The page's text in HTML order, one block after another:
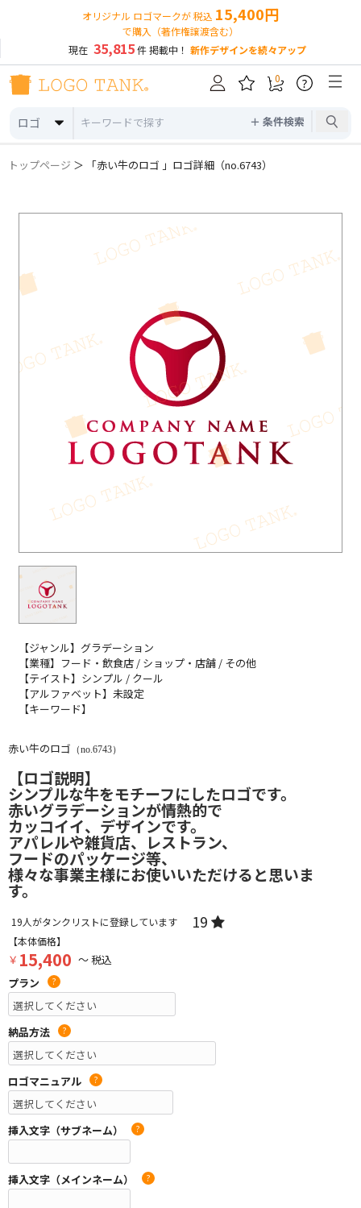
オリジナル ロゴマークが 税込 15,400円
で購入（著作権譲渡含む）
現在 35,815件 掲載中！ 新作デザインを続々アップ
ロゴ ＋ 条件検索
0 ?
トップページ ＞ 「赤い牛のロゴ 」ロゴ詳細（no.6743）
【ジャンル】グラデーション
【業種】フード・飲食店 / ショップ・店舗 / その他
【テイスト】シンプル / クール
【アルファベット】未設定
【キーワード】
赤い牛のロゴ （no.6743）
【ロゴ説明】
シンプルな牛をモチーフにしたロゴです。
赤いグラデーションが情熱的で
カッコイイ、デザインです。
アパレルや雑貨店、レストラン、
フードのパッケージ等、
様々な事業主様にお使いいただけると思いま
す。
19人がタンクリストに登録しています 19
【本体価格】
￥ 15,400 ～ 税込
プラン
?
納品方法 ?
ロゴマニュアル ?
挿入文字（サブネーム） ?
挿入文字（メインネーム） ?